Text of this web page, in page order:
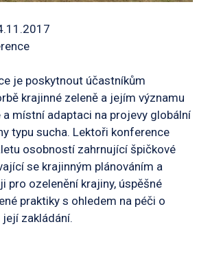
je poskytnout účastníkům
krajinné zeleně a jejím významu
místní adaptaci na projevy globální
typu sucha. Lektoři konference
osobností zahrnující špičkové
se krajinným plánováním a
pro ozelenění krajiny, úspěšné
praktiky s ohledem na péči o
zakládání.